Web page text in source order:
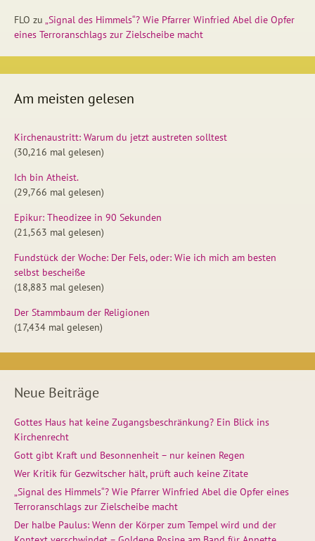
FLO zu „Signal des Himmels“? Wie Pfarrer Winfried Abel die Opfer
eines Terroranschlags zur Zielscheibe macht
Am meisten gelesen
Kirchenaustritt: Warum du jetzt austreten solltest
(30,216 mal gelesen)
Ich bin Atheist.
(29,766 mal gelesen)
Epikur: Theodizee in 90 Sekunden
(21,563 mal gelesen)
Fundstück der Woche: Der Fels, oder: Wie ich mich am besten
selbst bescheiße
(18,883 mal gelesen)
Der Stammbaum der Religionen
(17,434 mal gelesen)
Neue Beiträge
Gottes Haus hat keine Zugangsbeschränkung? Ein Blick ins
Kirchenrecht
Gott gibt Kraft und Besonnenheit – nur keinen Regen
Wer Kritik für Gezwitscher hält, prüft auch keine Zitate
„Signal des Himmels“? Wie Pfarrer Winfried Abel die Opfer eines
Terroranschlags zur Zielscheibe macht
Der halbe Paulus: Wenn der Körper zum Tempel wird und der